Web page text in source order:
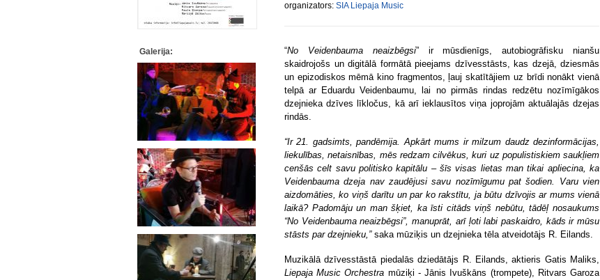
Galerija:
organizators: SIA Liepaja Music
“No Veidenbauma neaizbēgsi” ir mūsdienīgs, autobiogrāfisku nianšu
skaidrojošs un digitālā formātā pieejams dzīvesstāsts, kas dzejā, dziesmās
un epizodiskos mēmā kino fragmentos, ļauj skatītājiem uz brīdi nonākt vienā
telpā ar Eduardu Veidenbaumu, lai no pirmās rindas redzētu nozīmīgākos
dzejnieka dzīves līkločus, kā arī ieklausītos viņa joprojām aktuālajās dzejas
rindās.
“Ir 21. gadsimts, pandēmija. Apkārt mums ir milzum daudz dezinformācijas,
liekulības, netaisnības, mēs redzam cilvēkus, kuri uz populistiskiem saukļiem
cenšās celt savu politisko kapitālu – šīs visas lietas man tikai apliecina, ka
Veidenbauma dzeja nav zaudējusi savu nozīmīgumu pat šodien. Varu vien
aizdomāties, ko viņš darītu un par ko rakstītu, ja būtu dzīvojis ar mums vienā
laikā? Padomāju un man šķiet, ka īsti citāds viņš nebūtu, tādēļ nosaukums
“No Veidenbauma neaizbēgsi”, manuprāt, arī ļoti labi paskaidro, kāds ir mūsu
stāsts par dzejnieku,”saka mūziķis un dzejnieka tēla atveidotājs R. Eilands.
Muzikālā dzīvesstāstā piedalās dziedātājs R. Eilands, aktieris Gatis Maliks,
Liepaja Music Orchestra mūziķi - Jānis Ivuškāns (trompete), Ritvars Garoza